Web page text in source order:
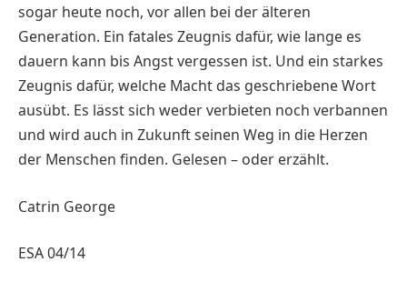
sogar heute noch, vor allen bei der älteren
Generation. Ein fatales Zeugnis dafür, wie lange es
dauern kann bis Angst vergessen ist. Und ein starkes
Zeugnis dafür, welche Macht das geschriebene Wort
ausübt. Es lässt sich weder verbieten noch verbannen
und wird auch in Zukunft seinen Weg in die Herzen
der Menschen finden. Gelesen – oder erzählt.
Catrin George
ESA 04/14